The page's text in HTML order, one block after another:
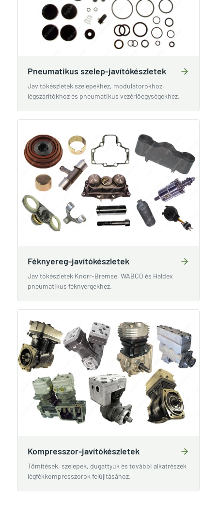
Pneumatikus szelep-javítókészletek
Javítókészletek szelepekhez, modulátorokhoz,
légszárítókhoz és pneumatikus vezérlőegységekhez.
Féknyereg-javítókészletek
Javítókészletek Knorr-Bremse, WABCO és Haldex
pneumatikus féknyergekhez.
Kompresszor-javítókészletek
Tömítések, szelepek, dugattyúk és további alkatrészek
légfékkompresszorok felújításához.